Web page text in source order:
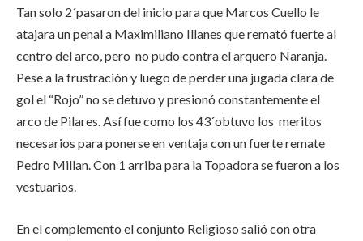
Tan solo 2´pasaron del inicio para que Marcos Cuello le
atajara un penal a Maximiliano Illanes que remató fuerte al
centro del arco, pero no pudo contra el arquero Naranja.
Pese a la frustración y luego de perder una jugada clara de
gol el “Rojo” no se detuvo y presionó constantemente el
arco de Pilares. Así fue como los 43´obtuvo los meritos
necesarios para ponerse en ventaja con un fuerte remate
Pedro Millan. Con 1 arriba para la Topadora se fueron a los
vestuarios.
En el complemento el conjunto Religioso salió con otra